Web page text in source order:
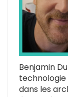
Benjamin
technologie
dans les